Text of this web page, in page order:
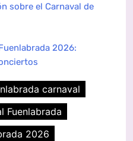
sobre el Carnaval de
2026:
carnaval
Fuenlabrada
2026